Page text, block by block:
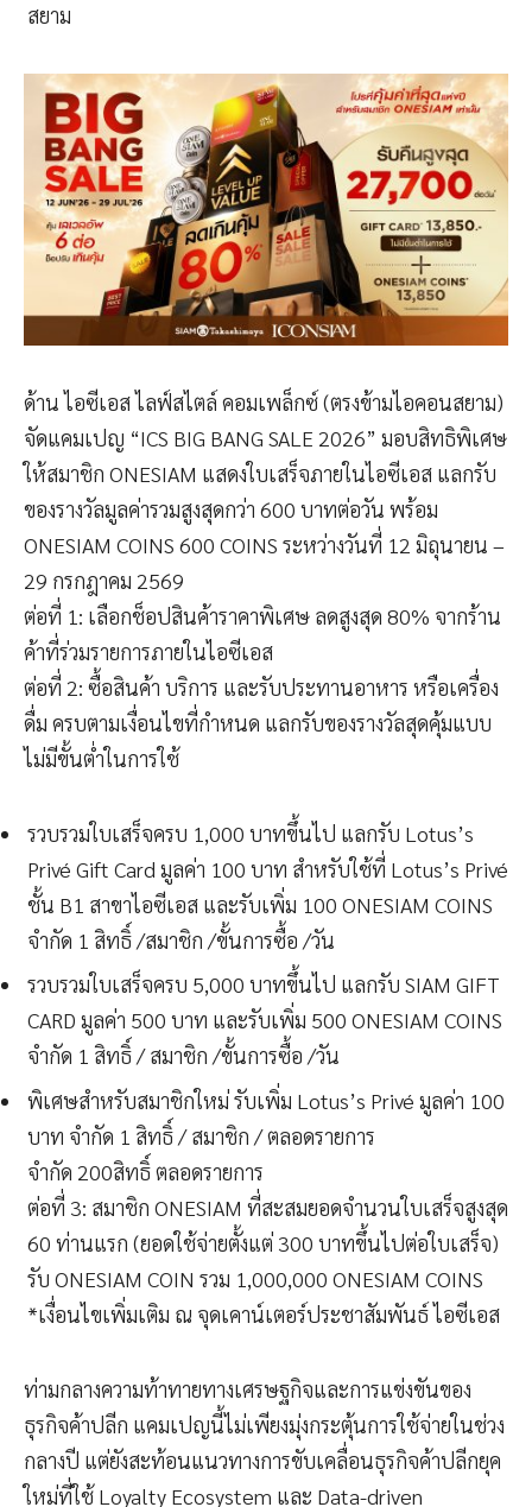
สยาม
ด้าน ไอซีเอส ไลฟ์สไตล์ คอมเพล็กซ์ (ตรงข้ามไอคอนสยาม)
จัดแคมเปญ “ICS BIG BANG SALE 2026” มอบสิทธิพิเศษ
ให้สมาชิก ONESIAM แสดงใบเสร็จภายในไอซีเอส แลกรับ
ของรางวัลมูลค่ารวมสูงสุดกว่า 600 บาทต่อวัน พร้อม
ONESIAM COINS 600 COINS ระหว่างวันที่ 12 มิถุนายน –
29 กรกฎาคม 2569
ต่อที่ 1: เลือกช็อปสินค้าราคาพิเศษ ลดสูงสุด 80% จากร้าน
ค้าที่ร่วมรายการภายในไอซีเอส
ต่อที่ 2: ซื้อสินค้า บริการ และรับประทานอาหาร หรือเครื่อง
ดื่ม ครบตามเงื่อนไขที่กำหนด แลกรับของรางวัลสุดคุ้มแบบ
ไม่มีขั้นต่ำในการใช้
รวบรวมใบเสร็จครบ 1,000 บาทขึ้นไป แลกรับ Lotus’s
Privé Gift Card มูลค่า 100 บาท สำหรับใช้ที่ Lotus’s Privé
ชั้น B1 สาขาไอซีเอส และรับเพิ่ม 100 ONESIAM COINS
จำกัด 1 สิทธิ์ /สมาชิก /ขั้นการซื้อ /วัน
รวบรวมใบเสร็จครบ 5,000 บาทขึ้นไป แลกรับ SIAM GIFT
CARD มูลค่า 500 บาท และรับเพิ่ม 500 ONESIAM COINS
จำกัด 1 สิทธิ์ / สมาชิก /ขั้นการซื้อ /วัน
พิเศษสำหรับสมาชิกใหม่ รับเพิ่ม Lotus’s Privé มูลค่า 100
บาท จำกัด 1 สิทธิ์ / สมาชิก / ตลอดรายการ
จำกัด 200สิทธิ์ ตลอดรายการ
ต่อที่ 3: สมาชิก ONESIAM ที่สะสมยอดจำนวนใบเสร็จสูงสุด
60 ท่านแรก (ยอดใช้จ่ายตั้งแต่ 300 บาทขึ้นไปต่อใบเสร็จ)
รับ ONESIAM COIN รวม 1,000,000 ONESIAM COINS
*เงื่อนไขเพิ่มเติม ณ จุดเคาน์เตอร์ประชาสัมพันธ์ ไอซีเอส
ท่ามกลางความท้าทายทางเศรษฐกิจและการแข่งขันของ
ธุรกิจค้าปลีก แคมเปญนี้ไม่เพียงมุ่งกระตุ้นการใช้จ่ายในช่วง
กลางปี แต่ยังสะท้อนแนวทางการขับเคลื่อนธุรกิจค้าปลีกยุค
ใหม่ที่ใช้ Loyalty Ecosystem และ Data-driven